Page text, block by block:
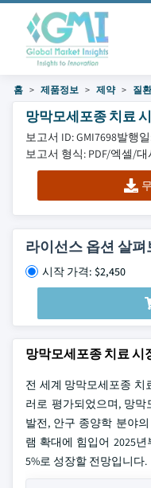
홈 제품정보 제약 질
망막모세포종 치료
보고서 ID: GMI7698발행
보고서 형식: PDF/엑셀/
라이선스 옵션 살펴
시작 가격: $2,450
망막모세포종 치료 시
전 세계 망막모세포종 치
러로 평가되었으며, 망
발전, 안구 종양학 분야
램 확대에 힘입어 2025년
5%로 성장할 전망입니다.